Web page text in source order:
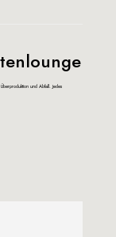
und Abfall. Jedes